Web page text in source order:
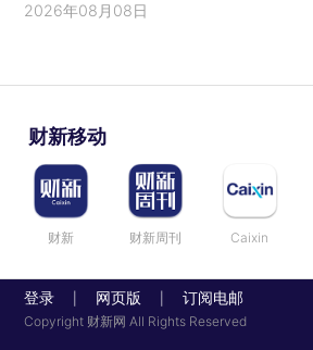
2026年08月08日
财新移动
财新 财新周刊 Caixin
登录 网页版 订阅电邮
Copyright 财新网 All Rights Reserved